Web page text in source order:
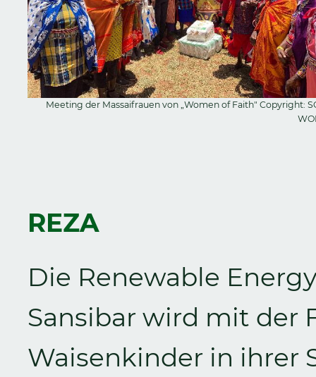
Meeting der Massaifrauen von „Women of Faith" Copyright:
REZA
Die Renewable
Sansibar wird mit der
Waisenkinder in ihrer